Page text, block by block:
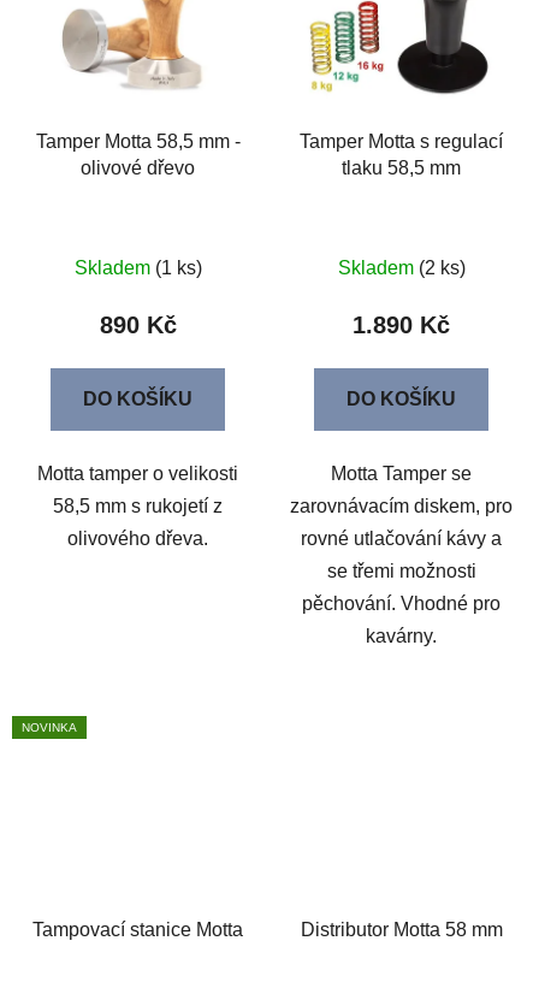
Tamper Motta 58,5 mm -
olivové dřevo
Skladem (1 ks)
890 Kč
DO KOŠÍKU
Motta tamper o velikosti
58,5 mm s rukojetí z
olivového dřeva.
Tamper Motta s regulací
tlaku 58,5 mm
Skladem (2 ks)
1.890 Kč
DO KOŠÍKU
Motta Tamper se
zarovnávacím diskem, pro
rovné utlačování kávy a
se třemi možnosti
pěchování. Vhodné pro
kavárny.
NOVINKA
Tampovací stanice Motta Distributor Motta 58 mm